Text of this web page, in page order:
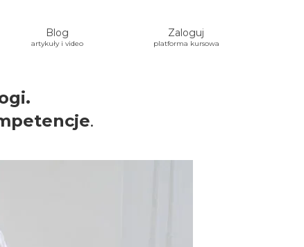
Blog
artykuły i video
Zaloguj
platforma kursowa
.